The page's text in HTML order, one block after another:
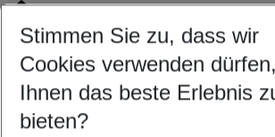
Location
Customize your offer
Find the perfect deal which suits your best
Your departure airport
Any airport
Stimmen Sie zu, dass wir
Cookies verwenden
Ihnen das beste Erlebnis
bieten?